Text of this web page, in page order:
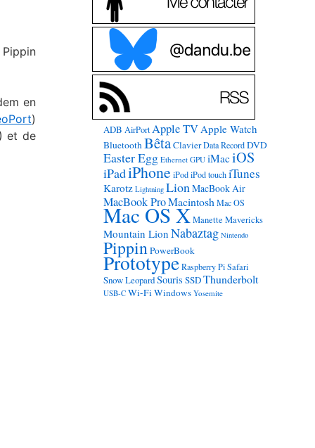
en
)
et de
ADB AirPort Apple TVApple Watch
BluetoothBêtaClavier Data Record DVD
Easter Egg Ethernet GPU iMaciOS
iPadiPhone iPod iPod touch iTunes
Karotz Lightning LionMacBook Air
MacBook ProMacintosh Mac OS
Mac OS X Manette Mavericks
Mountain Lion Nabaztag Nintendo
PippinPowerBook
Prototype Raspberry Pi Safari
Snow LeopardSouris SSDThunderbolt
USB-C Wi-FiWindows Yosemite